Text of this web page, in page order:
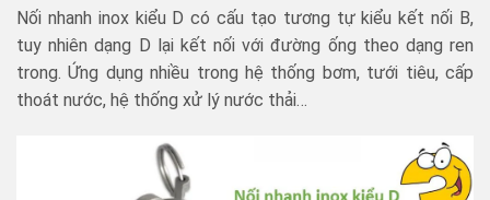
Nối nhanh inox kiểu D có cấu tạo tương tự kiểu kết nối B,
tuy nhiên dạng D lại kết nối với đường ống theo dạng ren
trong. Ứng dụng nhiều trong hệ thống bơm, tưới tiêu, cấp
thoát nước, hệ thống xử lý nước thải…